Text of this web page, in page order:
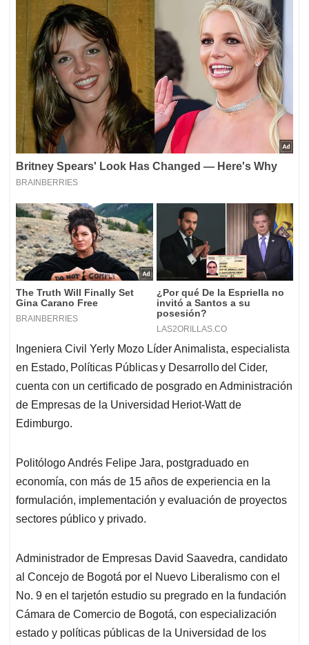
Ingeniera Civil Yerly Mozo Líder Animalista, especialista
en Estado, Políticas Públicas y Desarrollo del Cider,
cuenta con un certificado de posgrado en Administración
de Empresas de la Universidad Heriot-Watt de
Edimburgo.
Politólogo Andrés Felipe Jara, postgraduado en
economía, con más de 15 años de experiencia en la
formulación, implementación y evaluación de proyectos
sectores público y privado.
Administrador de Empresas David Saavedra, candidato
al Concejo de Bogotá por el Nuevo Liberalismo con el
No. 9 en el tarjetón estudio su pregrado en la fundación
Cámara de Comercio de Bogotá, con especialización
estado y políticas públicas de la Universidad de los